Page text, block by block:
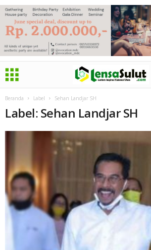
Beranda Label Sehan Landjar SH
Label: Sehan Landjar SH